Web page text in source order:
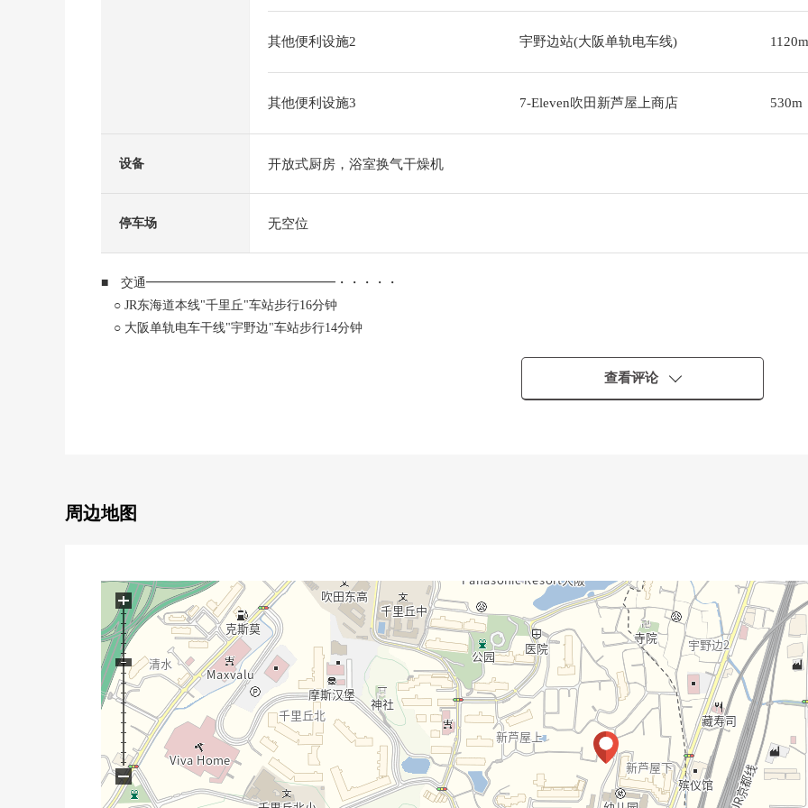
其他便利设施2 宇野边站(大阪单轨电车线) 1120m
其他便利设施3 7-Eleven吹田新芦屋上商店 530m
设备 开放式厨房，浴室换气干燥机
停车场 无空位
■ 交通━━━━━━━━━━━━━━━・・・・・
○ JR东海道本线"千里丘"车站步行16分钟
○ 大阪单轨电车干线"宇野边"车站步行14分钟
○ 盥洗台新制
○ 有温水冲洗功能的厕所更换
○ 所有房间门新制
○ 防水洗衣机底座
○ Cross换新
○ 畳表替
○ 隔扇张替
○ 煤气热水器交换
○ 窗帘横杆交换
○ 室内清洁
查看评论
周边地图
+
−